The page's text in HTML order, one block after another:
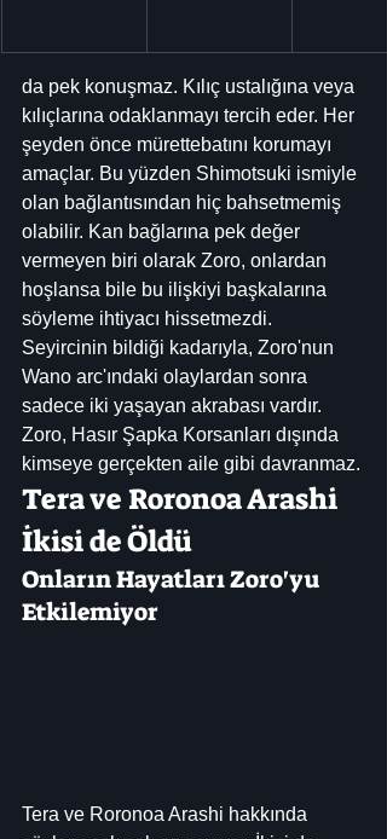
da pek konuşmaz. Kılıç ustalığına veya
kılıçlarına odaklanmayı tercih eder. Her
şeyden önce mürettebatını korumayı
amaçlar. Bu yüzden Shimotsuki ismiyle
olan bağlantısından hiç bahsetmemiş
olabilir. Kan bağlarına pek değer
vermeyen biri olarak Zoro, onlardan
hoşlansa bile bu ilişkiyi başkalarına
söyleme ihtiyacı hissetmezdi.
Seyircinin bildiği kadarıyla, Zoro'nun
Wano arc'ındaki olaylardan sonra
sadece iki yaşayan akrabası vardır.
Zoro, Hasır Şapka Korsanları dışında
kimseye gerçekten aile gibi davranmaz.
Tera ve Roronoa Arashi
İkisi de Öldü
Onların Hayatları Zoro'yu
Etkilemiyor
Tera ve Roronoa Arashi hakkında